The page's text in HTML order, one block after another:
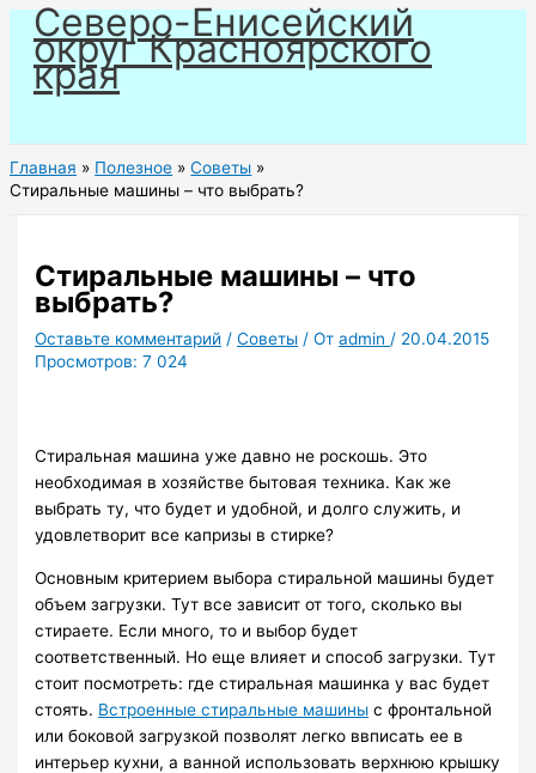
Перейти
содержимому
Северо-Енисейский
округ Красноярского
края
Главная Полезное
Советы
Стиральные машины – что выбрать?
Стиральные машины – что
выбрать?
Оставьте комментарий /Советы / Отadmin / 20.04.2015
Просмотров: 7 024
Стиральная машина уже давно не роскошь. Это
необходимая в хозяйстве бытовая техника. Как же
выбрать ту, что будет и удобной, и долго служить, и
удовлетворит все капризы в стирке?
Основным критерием выбора стиральной машины будет
объем загрузки. Тут все зависит от того, сколько вы
стираете. Если много, то и выбор будет
соответственный. Но еще влияет и способ загрузки. Тут
стоит посмотреть: где стиральная машинка у вас будет
стоять. Встроенные стиральные машины с фронтальной
или боковой загрузкой позволят легко ввписать ее в
интерьер кухни, а ванной использовать верхнюю крышку